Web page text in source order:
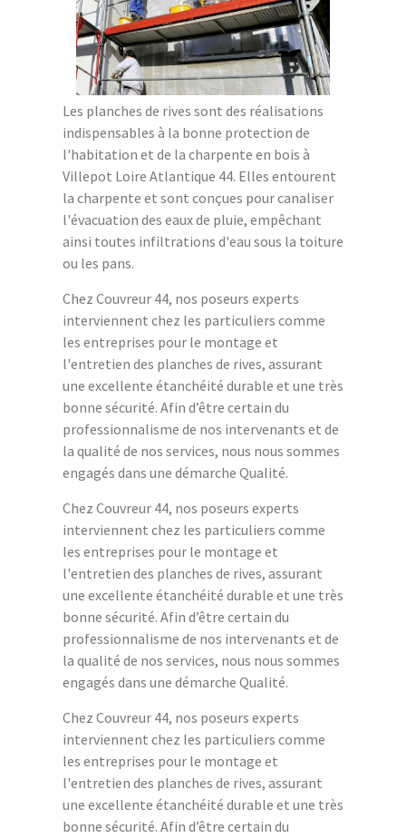
Les planches de rives sont des réalisations
indispensables à la bonne protection de
l'habitation et de la charpente en bois à
Villepot Loire Atlantique 44. Elles entourent
la charpente et sont conçues pour canaliser
l'évacuation des eaux de pluie, empêchant
ainsi toutes infiltrations d'eau sous la toiture
ou les pans.
Chez Couvreur 44, nos poseurs experts
interviennent chez les particuliers comme
les entreprises pour le montage et
l'entretien des planches de rives, assurant
une excellente étanchéité durable et une très
bonne sécurité. Afin d’être certain du
professionnalisme de nos intervenants et de
la qualité de nos services, nous nous sommes
engagés dans une démarche Qualité.
Chez Couvreur 44, nos poseurs experts
interviennent chez les particuliers comme
les entreprises pour le montage et
l'entretien des planches de rives, assurant
une excellente étanchéité durable et une très
bonne sécurité. Afin d’être certain du
professionnalisme de nos intervenants et de
la qualité de nos services, nous nous sommes
engagés dans une démarche Qualité.
Chez Couvreur 44, nos poseurs experts
interviennent chez les particuliers comme
les entreprises pour le montage et
l'entretien des planches de rives, assurant
une excellente étanchéité durable et une très
bonne sécurité. Afin d’être certain du